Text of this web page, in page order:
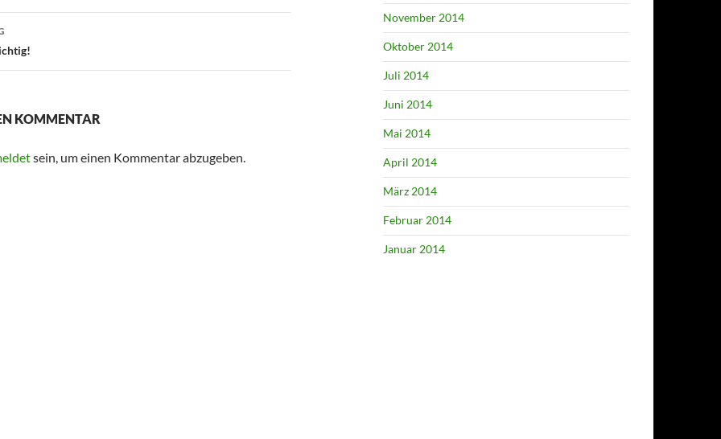
KOMMENTAR
sein, um einen Kommentar abzugeben.
November 2014
Oktober 2014
Juli 2014
Juni 2014
Mai 2014
April 2014
März 2014
Februar 2014
Januar 2014